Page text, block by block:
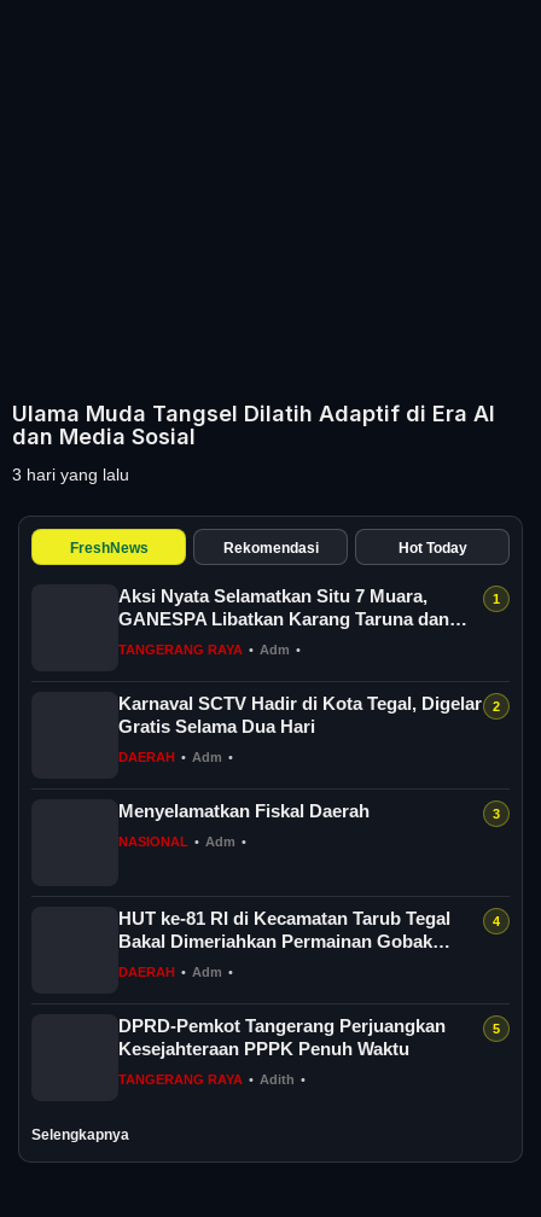
Ulama Muda Tangsel Dilatih Adaptif di Era AI
dan Media Sosial
3 hari yang lalu
FreshNews Rekomendasi Hot Today
Aksi Nyata Selamatkan Situ 7 Muara,
GANESPA Libatkan Karang Taruna dan
Komunitas
TANGERANG RAYA • Adm •
Karnaval SCTV Hadir di Kota Tegal, Digelar
Gratis Selama Dua Hari
DAERAH • Adm •
Menyelamatkan Fiskal Daerah
NASIONAL • Adm •
HUT ke-81 RI di Kecamatan Tarub Tegal
Bakal Dimeriahkan Permainan Gobak
Sodor
DAERAH • Adm •
DPRD-Pemkot Tangerang Perjuangkan
Kesejahteraan PPPK Penuh Waktu
TANGERANG RAYA • Adith •
Selengkapnya